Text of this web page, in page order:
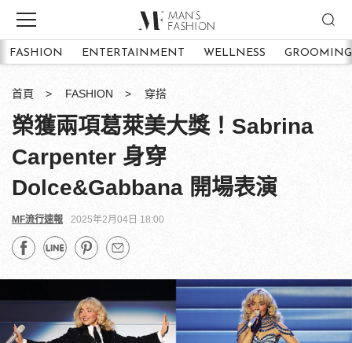
FASHION ENTERTAINMENT WELLNESS GROOMING
首頁 FASHION 穿搭
榮獲兩項葛萊美大獎！Sabrina
Carpenter 身穿
Dolce&Gabbana 開場表演
MF流行速報 2025年2月04日 18:00